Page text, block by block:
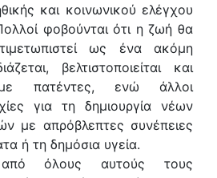
και κοινωνικού ελέγχου
φοβούνται ότι η ζωή θα
ως ένα ακόμη
βελτιστοποιείται και
με πατέντες, ενώ άλλοι
για τη δημιουργία νέων
με απρόβλεπτες συνέπειες
ή τη δημόσια υγεία.
όλους αυτούς τους